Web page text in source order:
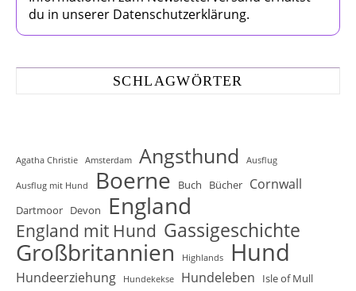
du in unserer Datenschutzerklärung.
SCHLAGWÖRTER
Agatha Christie Amsterdam Angsthund Ausflug
Ausflug mit Hund Boerne Buch Bücher Cornwall
Dartmoor Devon England
England mit Hund Gassigeschichte
Großbritannien Highlands Hund
Hundeerziehung Hundekekse Hundeleben Isle of Mull